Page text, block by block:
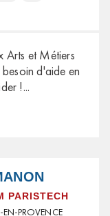
Arts et Métiers
d'aide en
!...
PARISTECH
EN-PROVENCE